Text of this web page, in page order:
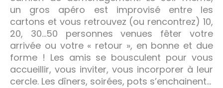
un gros apéro est improvisé entre les
cartons et vous retrouvez (ou rencontrez) 10,
20, 30…50 personnes venues fêter votre
arrivée ou votre « retour », en bonne et due
forme ! Les amis se bousculent pour vous
accueillir, vous inviter, vous incorporer à leur
cercle. Les dîners, soirées, pots s’enchainent…